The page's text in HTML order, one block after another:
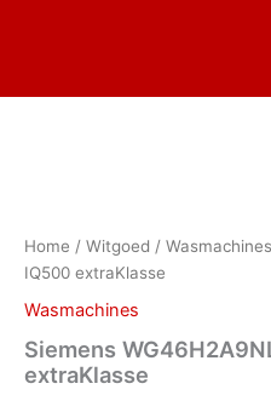
inhoud
Home / Witgoed / Wasmachines
IQ500 extraKlasse
Wasmachines
Siemens
extraKlasse
IQ500
extraKlasse
aantal